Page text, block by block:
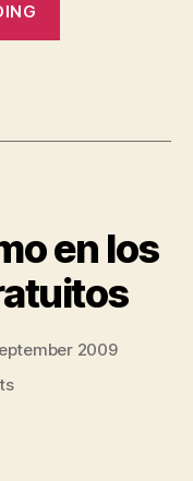
eliminación
bolsas
de
plástico”
en los
2009
on